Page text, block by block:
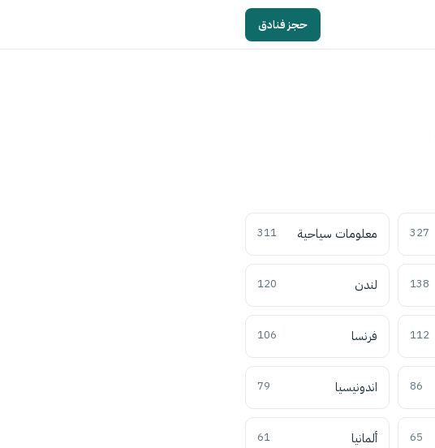
حجز فنادق
327 معلومات سياحية 311
138 لندن 120
112 فرنسا 106
86 اندونيسيا 79
65 ألمانيا 61